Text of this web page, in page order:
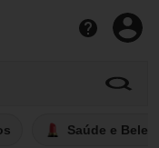
Saúde e